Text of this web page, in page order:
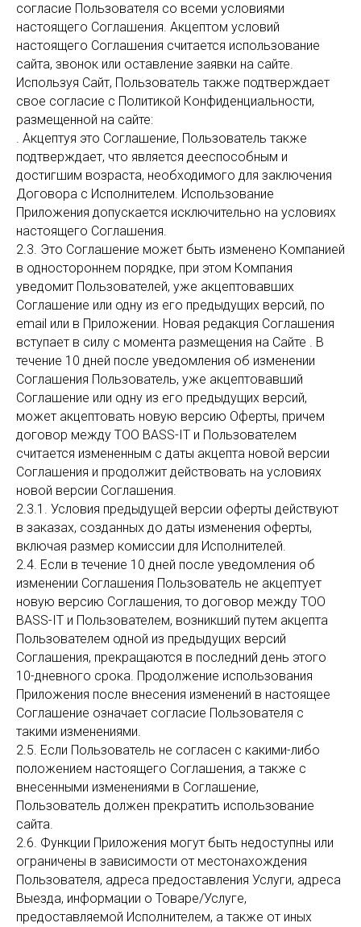
согласие Пользователя со всеми условиями
настоящего Соглашения. Акцептом условий
настоящего Соглашения считается использование
сайта, звонок или оставление заявки на сайте.
Используя Сайт, Пользователь также подтверждает
свое согласие с Политикой Конфиденциальности,
размещенной на сайте:
. Акцептуя это Соглашение, Пользователь также
подтверждает, что является дееспособным и
достигшим возраста, необходимого для заключения
Договора с Исполнителем. Использование
Приложения допускается исключительно на условиях
настоящего Соглашения.
2.3. Это Соглашение может быть изменено Компанией
в одностороннем порядке, при этом Компания
уведомит Пользователей, уже акцептовавших
Соглашение или одну из его предыдущих версий, по
email или в Приложении. Новая редакция Соглашения
вступает в силу с момента размещения на Сайте . В
течение 10 дней после уведомления об изменении
Соглашения Пользователь, уже акцептовавший
Соглашение или одну из его предыдущих версий,
может акцептовать новую версию Оферты, причем
договор между TOO BASS-IT и Пользователем
считается измененным с даты акцепта новой версии
Соглашения и продолжит действовать на условиях
новой версии Соглашения.
2.3.1. Условия предыдущей версии оферты действуют
в заказах, созданных до даты изменения оферты,
включая размер комиссии для Исполнителей.
2.4. Если в течение 10 дней после уведомления об
изменении Соглашения Пользователь не акцептует
новую версию Соглашения, то договор между TOO
BASS-IT и Пользователем, возникший путем акцепта
Пользователем одной из предыдущих версий
Соглашения, прекращаются в последний день этого
10-дневного срока. Продолжение использования
Приложения после внесения изменений в настоящее
Соглашение означает согласие Пользователя с
такими изменениями.
2.5. Если Пользователь не согласен с какими-либо
положением настоящего Соглашения, а также с
внесенными изменениями в Соглашение,
Пользователь должен прекратить использование
сайта.
2.6. Функции Приложения могут быть недоступны или
ограничены в зависимости от местонахождения
Пользователя, адреса предоставления Услуги, адреса
Выезда, информации о Товаре/Услуге,
предоставляемой Исполнителем, а также от иных